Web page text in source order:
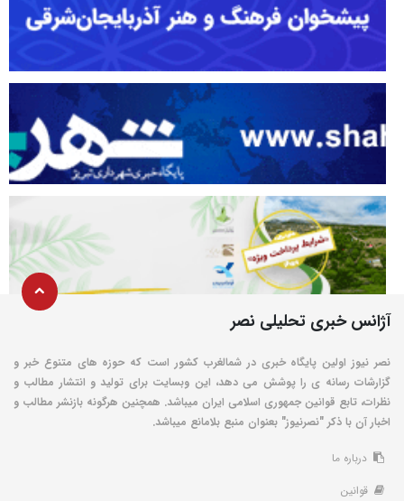
آژانس خبری تحلیلی نصر
نصر نیوز اولین پایگاه خبری در شمالغرب کشور است که حوزه های متنوع خبر و
گزارشات رسانه ی را پوشش می دهد، این وبسایت برای تولید و انتشار مطالب و
نظرات، تابع قوانین جمهوری اسلامی ایران میباشد. همچنین هرگونه بازنشر مطالب و
اخبار آن با ذکر "نصرنیوز" بعنوان منبع بلامانع میباشد.
درباره ما
قوانین